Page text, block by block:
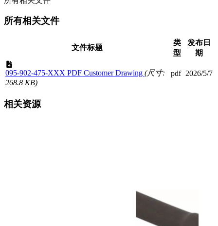
所有相关文件
文件标题
类
型
发布日
期
095-902-475-XXX PDF Customer Drawing (尺寸:
268.8 KB)
pdf 2026/5/7
相关资源